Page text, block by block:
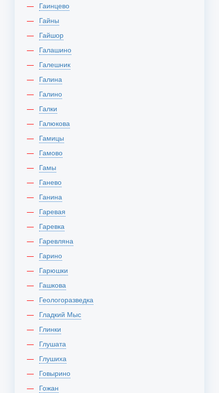
Гаинцево
Гайны
Гайшор
Галашино
Галешник
Галина
Галино
Галки
Галюкова
Гамицы
Гамово
Гамы
Ганево
Ганина
Гаревая
Гаревка
Гаревляна
Гарино
Гарюшки
Гашкова
Геологоразведка
Гладкий Мыс
Глинки
Глушата
Глушиха
Говырино
Гожан